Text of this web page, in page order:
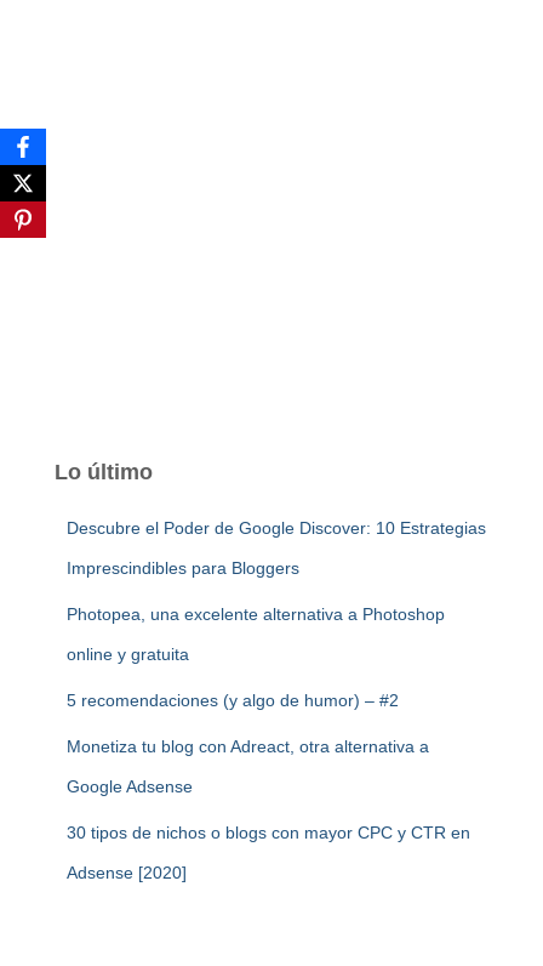
Lo último
Descubre el Poder de Google Discover: 10 Estrategias
Imprescindibles para Bloggers
Photopea, una excelente alternativa a Photoshop
online y gratuita
5 recomendaciones (y algo de humor) – #2
Monetiza tu blog con Adreact, otra alternativa a
Google Adsense
30 tipos de nichos o blogs con mayor CPC y CTR en
Adsense [2020]